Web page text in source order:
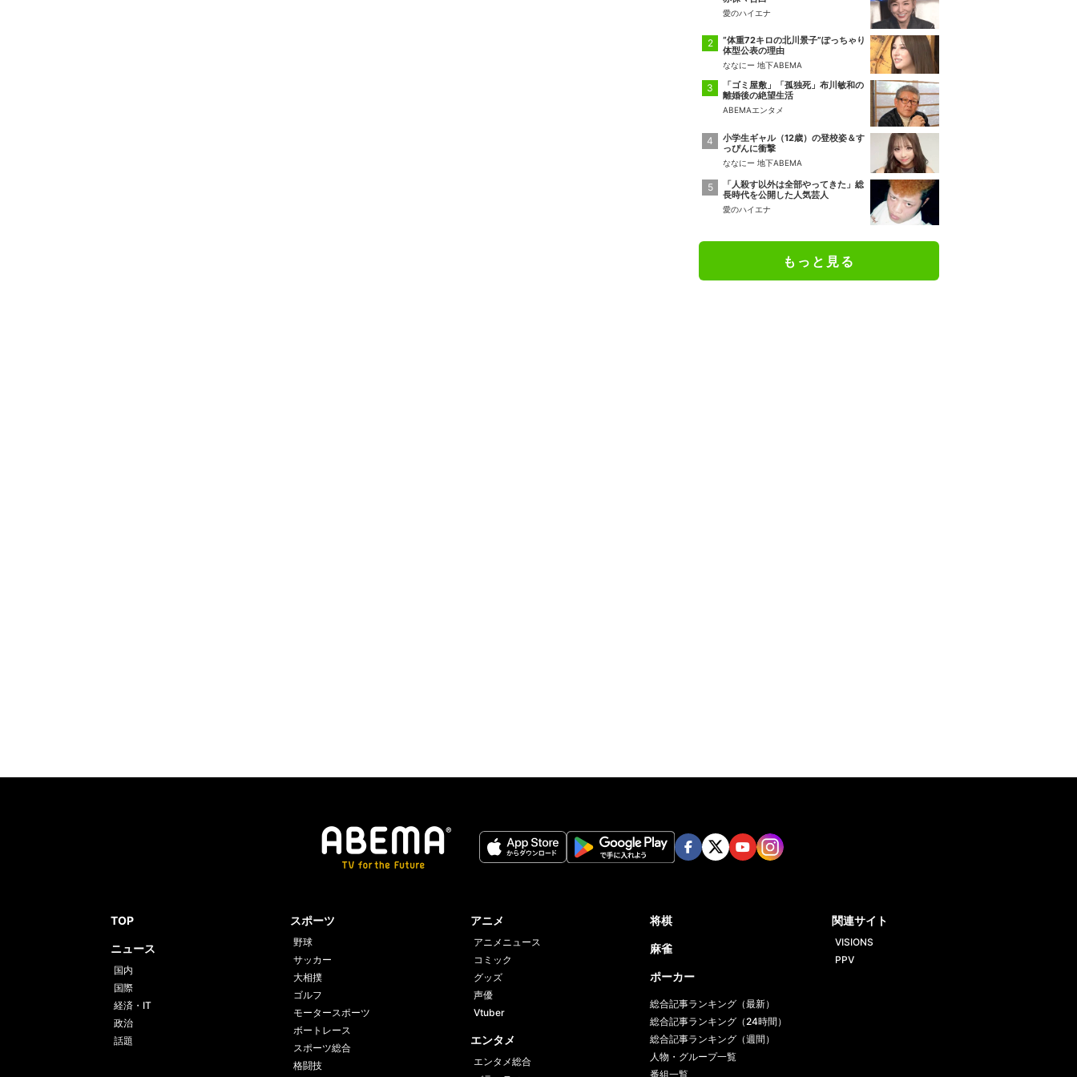
愛のハイエナ
“体重72キロの北川景子”ぽっちゃり
体型公表の理由
ななにー 地下ABEMA
「ゴミ屋敷」「孤独死」布川敏和の
離婚後の絶望生活
ABEMAエンタメ
小学生ギャル（12歳）の登校姿＆す
っぴんに衝撃
ななにー 地下ABEMA
「人殺す以外は全部やってきた」総
長時代を公開した人気芸人
愛のハイエナ
もっと見る
TOP
ニュース
国内
国際
経済・IT
政治
話題
スポーツ
野球
サッカー
大相撲
ゴルフ
モータースポーツ
ボートレース
スポーツ総合
格闘技
アニメ
アニメニュース
コミック
グッズ
声優
Vtuber
エンタメ
エンタメ総合
将棋
麻雀
ポーカー
総合記事ランキング（最新）
総合記事ランキング（24時間）
総合記事ランキング（週間）
人物・グループ一覧
番組一覧
関連サイト
VISIONS
PPV